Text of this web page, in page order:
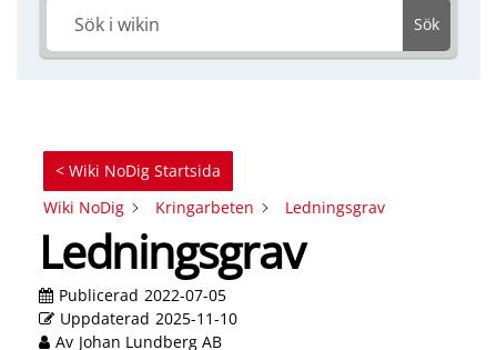
Sök
< Wiki NoDig Startsida
Wiki NoDig
Kringarbeten Ledningsgrav
Ledningsgrav
Publicerad 2022-07-05
Uppdaterad 2025-11-10
Av Johan Lundberg AB